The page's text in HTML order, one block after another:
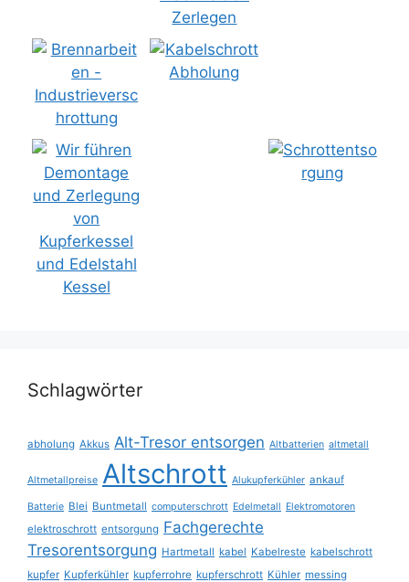
Schlagwörter
abholung Akkus Alt-Tresor entsorgen Altbatterien altmetall
Altmetallpreise Altschrott Alukupferkühler ankauf
Batterie Blei Buntmetall computerschrott Edelmetall Elektromotoren
elektroschrott entsorgung Fachgerechte
Tresorentsorgung Hartmetall kabel Kabelreste kabelschrott
kupfer Kupferkühler kupferrohre kupferschrott Kühler messing